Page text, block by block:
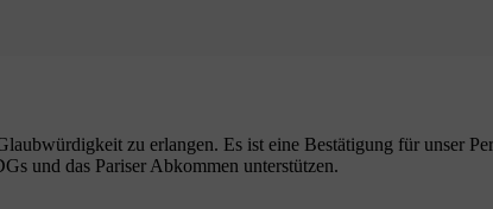
zu erlangen. Es ist eine Bestätigung für unser
und das Pariser Abkommen unterstützen.